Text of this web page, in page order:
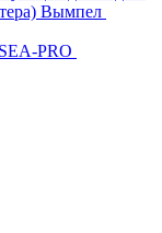
Вымпел
PRO